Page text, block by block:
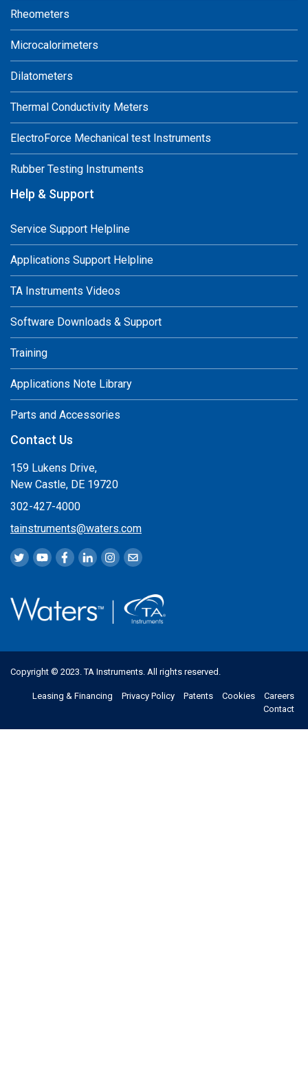
Rheometers
Microcalorimeters
Dilatometers
Thermal Conductivity Meters
ElectroForce Mechanical test Instruments
Rubber Testing Instruments
Help & Support
Service Support Helpline
Applications Support Helpline
TA Instruments Videos
Software Downloads & Support
Training
Applications Note Library
Parts and Accessories
Contact Us
159 Lukens Drive,
New Castle, DE 19720
302-427-4000
tainstruments@waters.com
Copyright © 2023. TA Instruments. All rights reserved.
Leasing & Financing Privacy Policy Patents Cookies
Careers
Contact